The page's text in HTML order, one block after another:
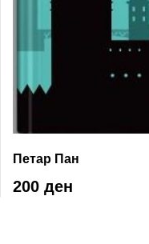
Петар Пан
200 ден